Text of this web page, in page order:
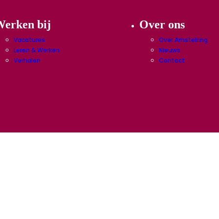
bij
Vacatures
Leren & Werken
Verhalen
Over ons
Over Amstelring
Nieuws
Contact